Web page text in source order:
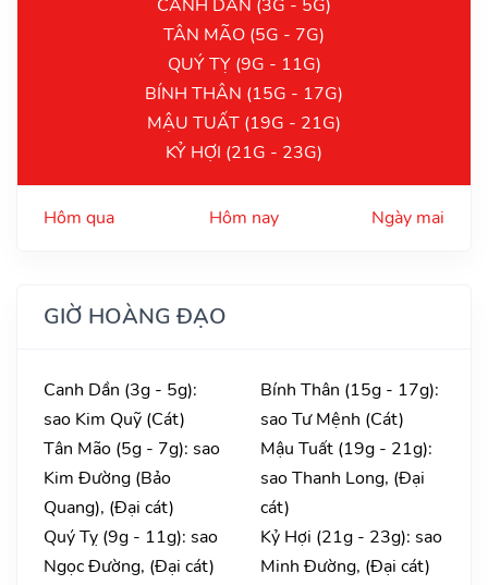
CANH DẦN (3G - 5G)
TÂN MÃO (5G - 7G)
QUÝ TỴ (9G - 11G)
BÍNH THÂN (15G - 17G)
MẬU TUẤT (19G - 21G)
KỶ HỢI (21G - 23G)
Hôm qua Hôm nay Ngày mai
GIỜ HOÀNG ĐẠO
Canh Dần (3g - 5g):
sao Kim Quỹ (Cát)
Tân Mão (5g - 7g): sao
Kim Đường (Bảo
Quang), (Đại cát)
Quý Tỵ (9g - 11g): sao
Ngọc Đường, (Đại cát)
Bính Thân (15g - 17g):
sao Tư Mệnh (Cát)
Mậu Tuất (19g - 21g):
sao Thanh Long, (Đại
cát)
Kỷ Hợi (21g - 23g): sao
Minh Đường, (Đại cát)